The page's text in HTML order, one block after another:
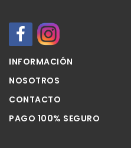
INFORMACIÓN
NOSOTROS
CONTACTO
PAGO 100% SEGURO